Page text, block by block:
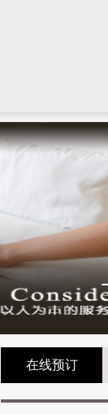
在线预订